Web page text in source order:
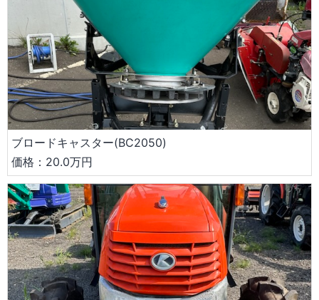
ブロードキャスター(BC2050)
価格：20.0万円